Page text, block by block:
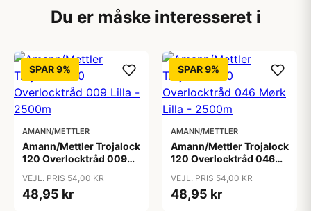
Du er måske interesseret i
SPAR 9%
AMANN/METTLER
Amann/Mettler Trojalock
120 Overlocktråd 009
VEJL. PRIS 54,00 KR
48,95 kr
SPAR 9%
AMANN/METTLER
Amann/Mettler Trojalock
120 Overlocktråd 046
VEJL. PRIS 54,00 KR
48,95 kr